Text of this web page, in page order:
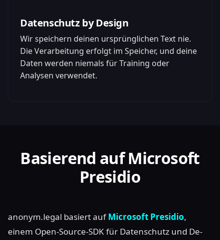
Datenschutz by Design
Wir speichern deinen ursprünglichen Text nie.
Die Verarbeitung erfolgt im Speicher, und deine
Daten werden niemals für Training oder
Analysen verwendet.
Basierend auf Microsoft
Presidio
anonym.legal basiert aufMicrosoft Presidio,
einem Open-Source-SDK für Datenschutz und De-